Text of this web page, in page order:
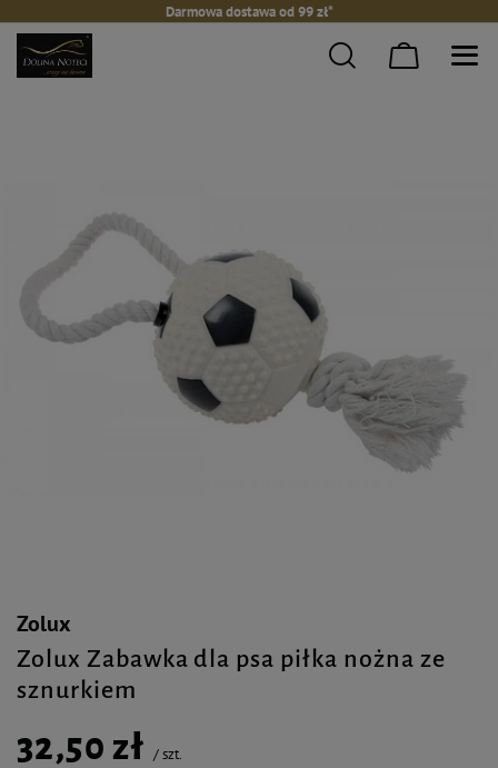
Darmowa dostawa od 99 zł*
Zolux
Zolux Zabawka dla psa piłka nożna ze
sznurkiem
32,50 zł /szt.